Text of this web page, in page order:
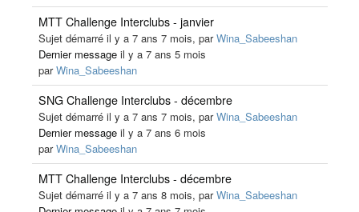
MTT Challenge Interclubs - janvier
Sujet démarré il y a 7 ans 7 mois, parWina_Sabeeshan
Dernier messageil y a 7 ans 5 mois
parWina_Sabeeshan
SNG Challenge Interclubs - décembre
Sujet démarré il y a 7 ans 7 mois, parWina_Sabeeshan
Dernier messageil y a 7 ans 6 mois
parWina_Sabeeshan
MTT Challenge Interclubs - décembre
Sujet démarré il y a 7 ans 8 mois, parWina_Sabeeshan